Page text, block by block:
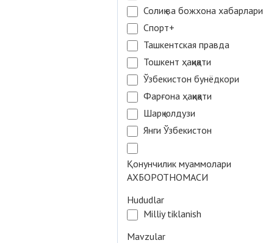
Солиқ ва божхона хабарлари
Спорт+
Ташкентская правда
Тошкент ҳақиқати
Ўзбекистон бунёдкори
Фарғона ҳақиқати
Шарқ юлдузи
Янги Ўзбекистон
Қонунчилик муаммолари
АХБОРОТНОМАСИ
Hududlar
Milliy tiklanish
Mavzular